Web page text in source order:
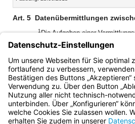
Art. 5 Datenübermittlungen
1Die Aufgaben einer
3 der Ersten
nimmt die AKDB wahr.
2
„Vermittlungsstelle des
Meldewesen“.
Bayern.de
BayernPortal